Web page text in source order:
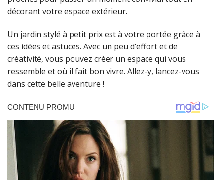
décorant votre espace extérieur.
Un jardin stylé à petit prix est à votre portée grâce à
ces idées et astuces. Avec un peu d’effort et de
créativité, vous pouvez créer un espace qui vous
ressemble et où il fait bon vivre. Allez-y, lancez-vous
dans cette belle aventure !